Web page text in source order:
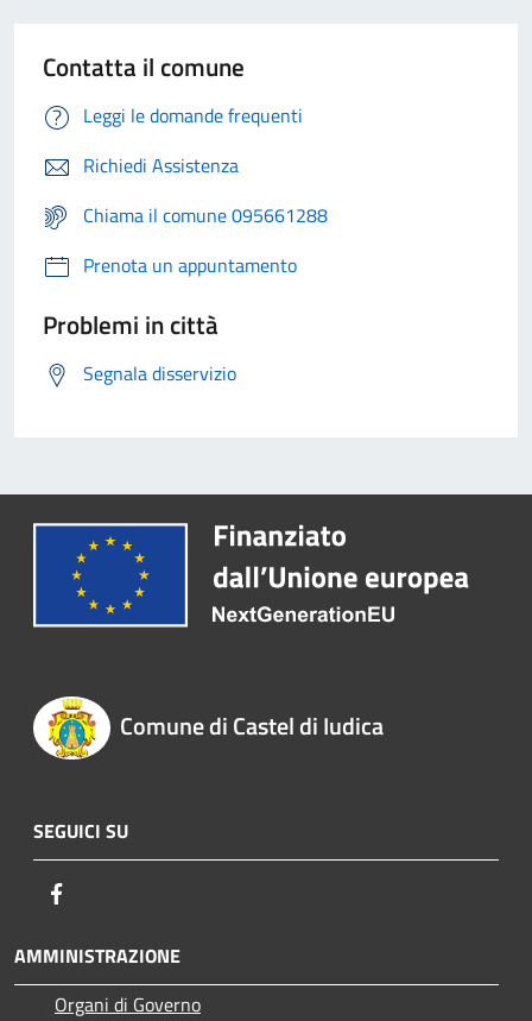
Contatta il comune
Leggi le domande frequenti
Richiedi Assistenza
Chiama il comune 095661288
Prenota un appuntamento
Problemi in città
Segnala disservizio
Comune di Castel di Iudica
SEGUICI SU
AMMINISTRAZIONE
Organi di Governo